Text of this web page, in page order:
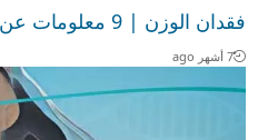
فقدان الوزن | 9 معلومات عن الأسباب، الوقاية، وحقائق
7 أشهر ago